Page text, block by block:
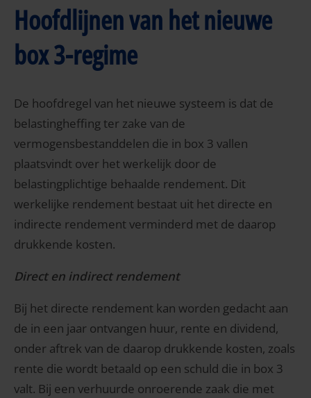
Hoofdlijnen van het nieuwe
box 3-regime
De hoofdregel van het nieuwe systeem is dat de
belastingheffing ter zake van de
vermogensbestanddelen die in box 3 vallen
plaatsvindt over het werkelijk door de
belastingplichtige behaalde rendement. Dit
werkelijke rendement bestaat uit het directe en
indirecte rendement verminderd met de daarop
drukkende kosten.
Direct en indirect rendement
Bij het directe rendement kan worden gedacht aan
de in een jaar ontvangen huur, rente en dividend,
onder aftrek van de daarop drukkende kosten, zoals
rente die wordt betaald op een schuld die in box 3
valt. Bij een verhuurde onroerende zaak die met